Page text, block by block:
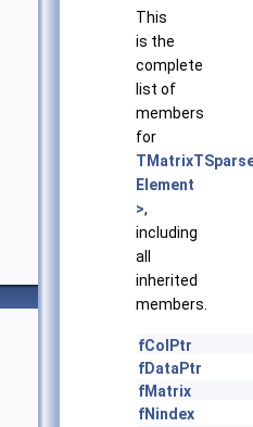
This
is the
complete
list of
members
for
Element
>,
including
all
inherited
members.
fColPtr
fDataPtr
fMatrix
fNindex